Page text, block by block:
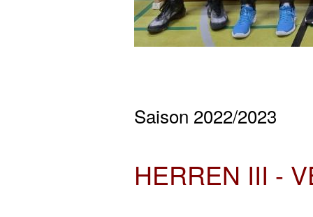
Saison 2022/2023
HERREN III -